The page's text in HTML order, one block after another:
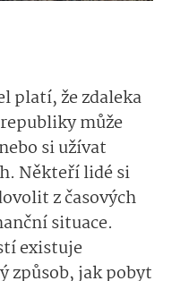
platí, že zdaleka
může
si užívat
Někteří lidé si
z časových
situace.
existuje
způsob, jak pobyt